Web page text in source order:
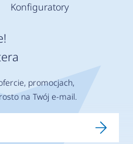
Konfiguratory
promocjach,
na Twój e-mail.